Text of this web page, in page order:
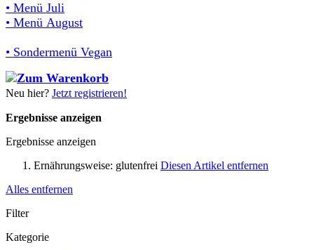
• Menü Juli
• Menü August
• Sondermenü Vegan
Neu hier? Jetzt registrieren!
Ergebnisse anzeigen
Ergebnisse anzeigen
Ernährungsweise: glutenfrei Diesen Artikel entfernen
Alles entfernen
Filter
Kategorie